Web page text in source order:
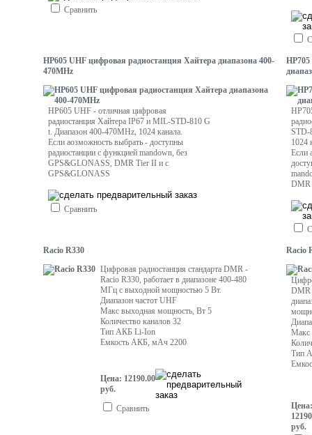
Сравнить
HP605 UHF цифровая радиостанция Хайтера диапазона 400-
470MHz
HP605 UHF - отличная цифровая
радиостанция Хайтера IP67 и MIL-STD-810 G
t. Диапазон 400-470MHz, 1024 канала.
Если аозможность выбрать - доступны
радиостанции с функцией mandown, без
GPS&GLONASS, DMR Tier II и с
GPS&GLONASS
Сравнить
STD-
1024
Если
DMR
Racio R330
Цифровая радиостанция стандарта DMR -
Racio R330, работает в диапазоне 400-480
МГц с выходной мощностью 5 Вт.
Диапазон частот UHF
Макс выходная мощность, Вт 5
Количество каналов 32
Тип АКБ Li-Ion
Емкость АКБ, мАч 2200
Цена: 12190.00
руб.
Сравнить
Racio
DMR
Макс
Тип
Цена:
руб.